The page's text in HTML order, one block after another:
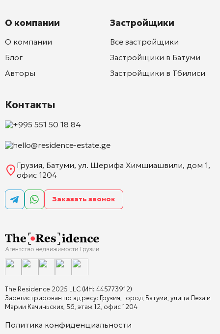
The Residence 2025 LLC (ИН: 445773912)
Зарегистрирован по адресу: Грузия, город Батуми, улица Леха и
Марии Качиньских, 5б, этаж 12, офис 1204
Политика конфиденциальности
О компании
О компании
Блог
Авторы
Застройщики
Все застройщики
Застройщики в Батуми
Застройщики в Тбилиси
Контакты
+995 551 50 18 84
hello@residence-estate.ge
Грузия, Батуми, ул. Шерифа Химшиашвили, дом 1,
офис 1204
Заказать звонок